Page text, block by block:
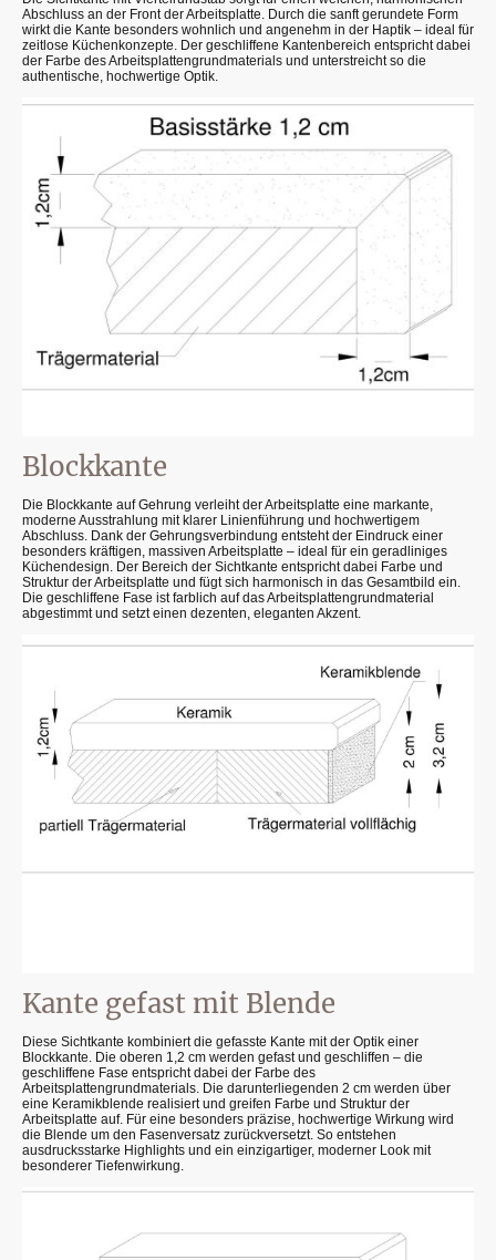
Abschluss an der Front der Arbeitsplatte. Durch die sanft gerundete Form
wirkt die Kante besonders wohnlich und angenehm in der Haptik – ideal für
zeitlose Küchenkonzepte. Der geschliffene Kantenbereich entspricht dabei
der Farbe des Arbeitsplattengrundmaterials und unterstreicht so die
authentische, hochwertige Optik.
Blockkante
Die Blockkante auf Gehrung verleiht der Arbeitsplatte eine markante,
moderne Ausstrahlung mit klarer Linienführung und hochwertigem
Abschluss. Dank der Gehrungsverbindung entsteht der Eindruck einer
besonders kräftigen, massiven Arbeitsplatte – ideal für ein geradliniges
Küchendesign. Der Bereich der Sichtkante entspricht dabei Farbe und
Struktur der Arbeitsplatte und fügt sich harmonisch in das Gesamtbild ein.
Die geschliffene Fase ist farblich auf das Arbeitsplattengrundmaterial
abgestimmt und setzt einen dezenten, eleganten Akzent.
Kante gefast mit Blende
Diese Sichtkante kombiniert die gefasste Kante mit der Optik einer
Blockkante. Die oberen 1,2 cm werden gefast und geschliffen – die
geschliffene Fase entspricht dabei der Farbe des
Arbeitsplattengrundmaterials. Die darunterliegenden 2 cm werden über
eine Keramikblende realisiert und greifen Farbe und Struktur der
Arbeitsplatte auf. Für eine besonders präzise, hochwertige Wirkung wird
die Blende um den Fasenversatz zurückversetzt. So entstehen
ausdrucksstarke Highlights und ein einzigartiger, moderner Look mit
besonderer Tiefenwirkung.